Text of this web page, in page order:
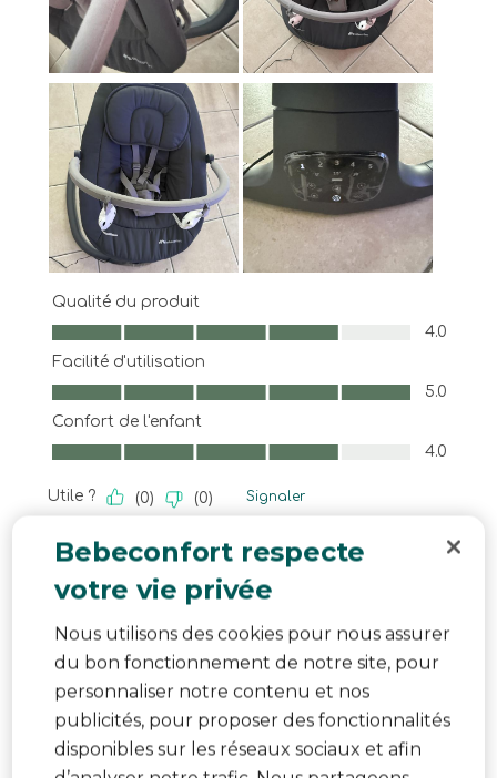
Bebeconfort respecte
votre vie privée
Nous utilisons des cookies pour nous assurer
du bon fonctionnement de notre site, pour
personnaliser notre contenu et nos
publicités, pour proposer des fonctionnalités
disponibles sur les réseaux sociaux et afin
Qualité du produit
Qualité du produit, 4.0 sur 5
4.0
Facilité d'utilisation
Facilité d'utilisation, 5.0 sur 5
5.0
Confort de l'enfant
Confort de l'enfant, 4.0 sur 5
4.0
Utile ? (0) (0) Signaler
5 sur 5 étoiles.
Il mio nuovo dondolo
L’articolo si presenta molto bene con un design
eccellente e materiali di ottima qualità. È molto
comodo per il neonato è molto delicato nei
movimenti con bellissime canzoni per far rilassare